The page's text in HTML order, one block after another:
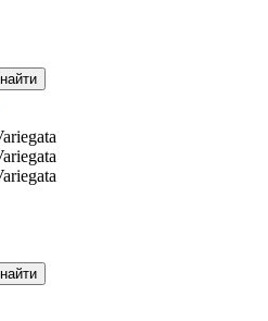
найти
найти